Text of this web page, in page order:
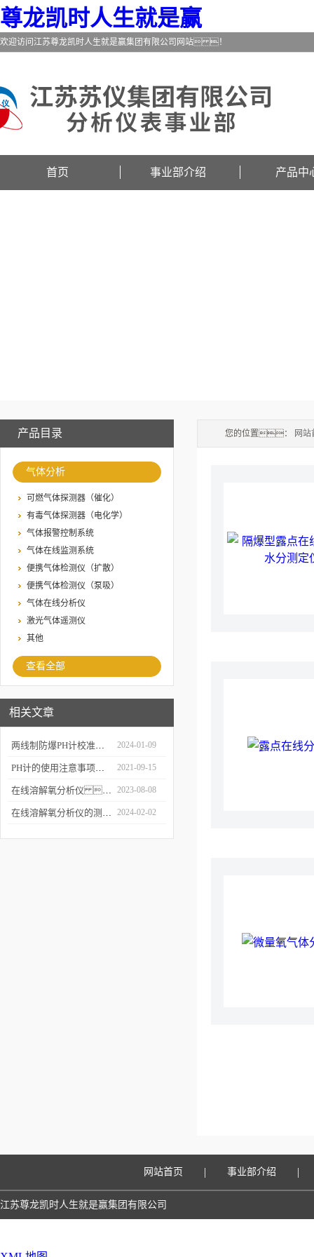
尊龙凯时人生就是赢
欢迎访问江苏尊龙凯时人生就是赢集团有限公司网站 ！
首页 事业部介绍 产品中
产品目录
气体分析
可燃气体探测器（催化）
有毒气体探测器（电化学）
气体报警控制系统
气体在线监测系统
便携气体检测仪（扩散）
便携气体检测仪（泵吸）
气体在线分析仪
激光气体遥测仪
其他
查看全部
相关文章
两线制防爆PH计校准过程中需要注意哪些事项？ 2024-01-09
PH计的使用注意事项分享 2021-09-15
在线溶解氧分析仪 ：实时监测水体氧含量的关键工具 2023-08-08
在线溶解氧分析仪的测量方法有哪些？ 2024-02-02
您的位置： 网站
网站首页 | 事业部介绍 |
江苏尊龙凯时人生就是赢集团有限公司